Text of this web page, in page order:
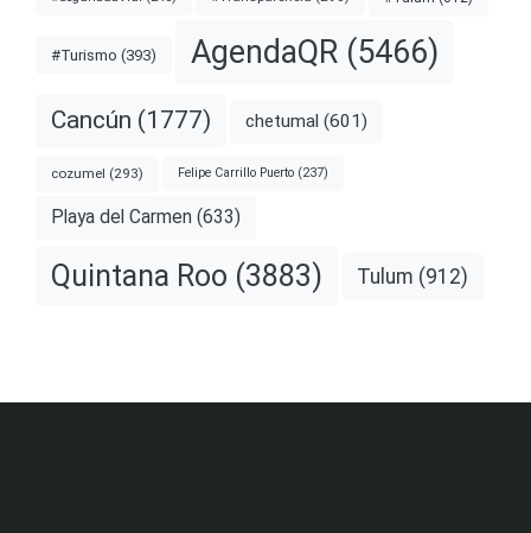
#Turismo (393) AgendaQR (5466)
Cancún (1777) chetumal (601)
cozumel (293) Felipe Carrillo Puerto (237)
Playa del Carmen (633)
Quintana Roo (3883) Tulum (912)